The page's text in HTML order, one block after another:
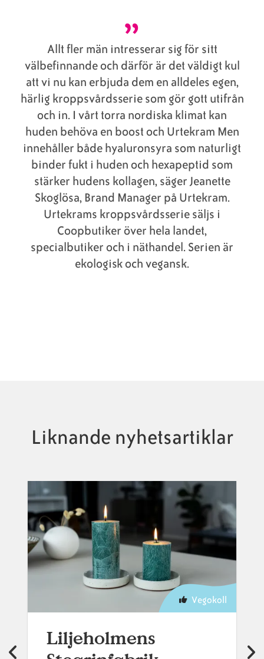
Allt fler män intresserar sig för sitt
välbefinnande och därför är det väldigt kul
att vi nu kan erbjuda dem en alldeles egen,
härlig kroppsvårdsserie som gör gott utifrån
och in. I vårt torra nordiska klimat kan
huden behöva en boost och Urtekram Men
innehåller både hyaluronsyra som naturligt
binder fukt i huden och hexapeptid som
stärker hudens kollagen, säger Jeanette
Skoglösa, Brand Manager på Urtekram.
Urtekrams kroppsvårdsserie säljs i
Coopbutiker över hela landet,
specialbutiker och i näthandel. Serien är
ekologisk och vegansk.
Liknande nyhetsartiklar
Vegokoll
Liljeholmens